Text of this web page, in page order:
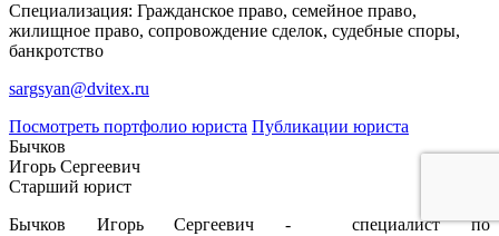
Специализация: Гражданское право, семейное право,
жилищное право, сопровождение сделок, судебные споры,
банкротство
sargsyan@dvitex.ru
Посмотреть портфолио юриста Публикации юриста
Бычков
Игорь Сергеевич
Старший юрист
Бычков Игорь Сергеевич - специалист по